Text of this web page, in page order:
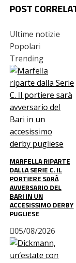
POST
Ultime notizie
Popolari
Trending
MARFELLA RIPARTE
DALLA SERIE C. IL
PORTIERE SARÀ
AVVERSARIO DEL
BARI IN UN
ACCESISSIMO DERBY
PUGLIESE
05/08/2026